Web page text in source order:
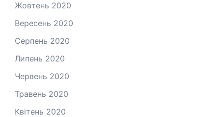
Жовтень 2020
Вересень 2020
Серпень 2020
Липень 2020
Червень 2020
Травень 2020
Квітень 2020